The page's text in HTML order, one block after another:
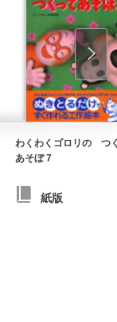
わくわくゴロリの つ
あそぼ 7
紙版